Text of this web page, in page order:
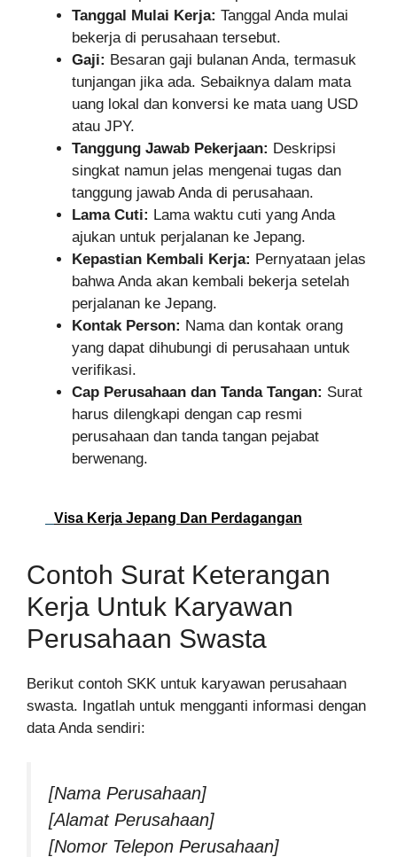
Tanggal Mulai Kerja: Tanggal Anda mulai
bekerja di perusahaan tersebut.
Gaji: Besaran gaji bulanan Anda, termasuk
tunjangan jika ada. Sebaiknya dalam mata
uang lokal dan konversi ke mata uang USD
atau JPY.
Tanggung Jawab Pekerjaan: Deskripsi
singkat namun jelas mengenai tugas dan
tanggung jawab Anda di perusahaan.
Lama Cuti: Lama waktu cuti yang Anda
ajukan untuk perjalanan ke Jepang.
Kepastian Kembali Kerja: Pernyataan jelas
bahwa Anda akan kembali bekerja setelah
perjalanan ke Jepang.
Kontak Person: Nama dan kontak orang
yang dapat dihubungi di perusahaan untuk
verifikasi.
Cap Perusahaan dan Tanda Tangan: Surat
harus dilengkapi dengan cap resmi
perusahaan dan tanda tangan pejabat
berwenang.
Visa Kerja Jepang Dan Perdagangan
Contoh Surat Keterangan
Kerja Untuk Karyawan
Perusahaan Swasta
Berikut contoh SKK untuk karyawan perusahaan
swasta. Ingatlah untuk mengganti informasi dengan
data Anda sendiri:
[Nama Perusahaan]
[Alamat Perusahaan]
[Nomor Telepon Perusahaan]